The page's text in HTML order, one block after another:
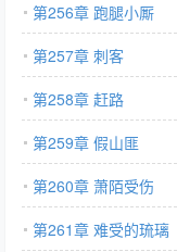
第256章 跑腿小厮
第257章 刺客
第258章 赶路
第259章 假山匪
第260章 萧陌受伤
第261章 难受的琉璃